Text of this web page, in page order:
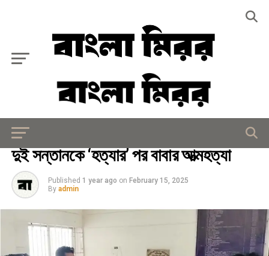
সারাদেশ
দুই সন্তানকে ‘হত্যার’ পর বাবার আত্মহত্যা
Published 1 year ago on February 15, 2025
By admin